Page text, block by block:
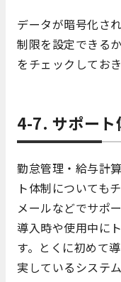
データが暗号化さ
制限を設定できる
をチェックしてお
4-7. サポート
勤怠管理・給与計
ト体制についても
メールなどでサポ
導入時や使用中に
す。とくに初めて
実しているシステ